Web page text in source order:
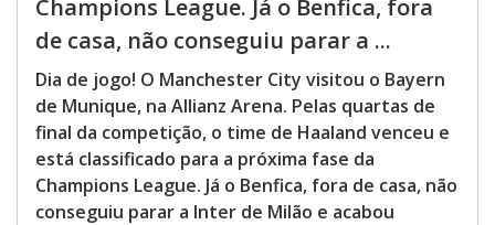
Champions League. Já o Benfica, fora
de casa, não conseguiu parar a ...
Dia de jogo! O Manchester City visitou o Bayern
de Munique, na Allianz Arena. Pelas quartas de
final da competição, o time de Haaland venceu e
está classificado para a próxima fase da
Champions League. Já o Benfica, fora de casa, não
conseguiu parar a Inter de Milão e acabou